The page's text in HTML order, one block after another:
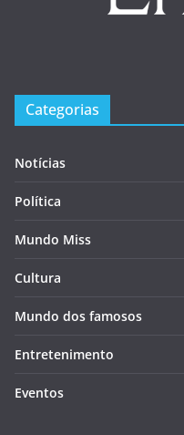
Categorias
Notícias
Política
Mundo Miss
Cultura
Mundo dos famosos
Entretenimento
Eventos